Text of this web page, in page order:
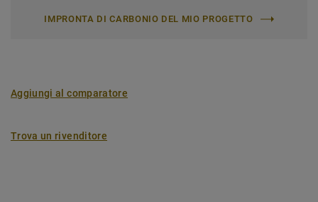
IMPRONTA DI CARBONIO DEL MIO PROGETTO
Aggiungi al comparatore
Trova un rivenditore